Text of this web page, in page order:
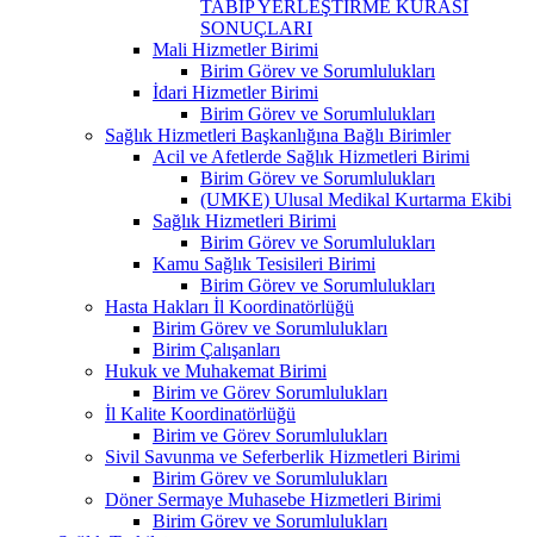
TABİP YERLEŞTİRME KURASI
SONUÇLARI
Mali Hizmetler Birimi
Birim Görev ve Sorumlulukları
İdari Hizmetler Birimi
Birim Görev ve Sorumlulukları
Sağlık Hizmetleri Başkanlığına Bağlı Birimler
Acil ve Afetlerde Sağlık Hizmetleri Birimi
Birim Görev ve Sorumlulukları
(UMKE) Ulusal Medikal Kurtarma Ekibi
Sağlık Hizmetleri Birimi
Birim Görev ve Sorumlulukları
Kamu Sağlık Tesisileri Birimi
Birim Görev ve Sorumlulukları
Hasta Hakları İl Koordinatörlüğü
Birim Görev ve Sorumlulukları
Birim Çalışanları
Hukuk ve Muhakemat Birimi
Birim ve Görev Sorumlulukları
İl Kalite Koordinatörlüğü
Birim ve Görev Sorumlulukları
Sivil Savunma ve Seferberlik Hizmetleri Birimi
Birim Görev ve Sorumlulukları
Döner Sermaye Muhasebe Hizmetleri Birimi
Birim Görev ve Sorumlulukları